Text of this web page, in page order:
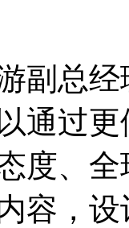
经理
通过
度、
容，